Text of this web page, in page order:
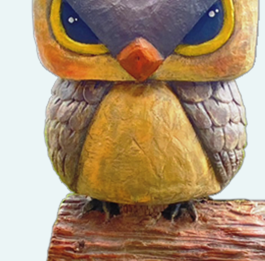
發佈時間：2021-
影音分類：活動
第一期新建校舍工程